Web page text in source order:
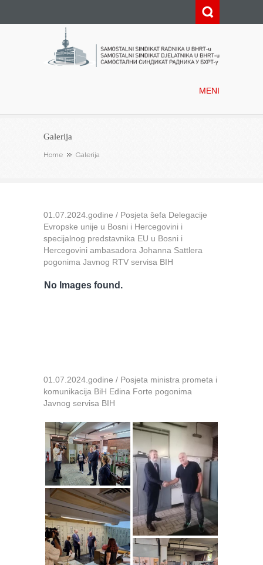
MENI
Galerija
Home Galerija
01.07.2024.godine / Posjeta šefa Delegacije
Evropske unije u Bosni i Hercegovini i
specijalnog predstavnika EU u Bosni i
Hercegovini ambasadora Johanna Sattlera
pogonima Javnog RTV servisa BIH
No Images found.
01.07.2024.godine / Posjeta ministra prometa i
komunikacija BiH Edina Forte pogonima
Javnog servisa BIH